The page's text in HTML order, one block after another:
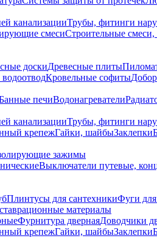
канализацииТрубы, фитинги
смесиСтроительные смеси,
доскиДревесные плиты
Кровельные софиты
печиВодонагреватели
канализацииТрубы, фитинги
крепежГайки, шайбыЗаклепки
зажимы
Выключатели путевые,
Плинтусы для сантехникиФуги
материалы
Фурнитура двернаяДоводчики
крепежГайки, шайбыЗаклепки